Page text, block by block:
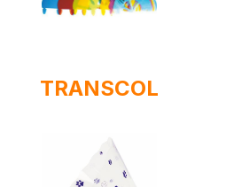
TRANSCOL